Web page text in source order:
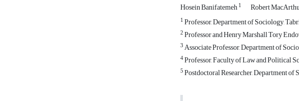
Hosein Banifatemeh1 Robert
1Professor, Department of Sociology,
2Professor and Henry Marshall Tory
3Associate Professor, Department of
4Professor, Faculty of Law and Political
5Postdoctoral Researcher, Department